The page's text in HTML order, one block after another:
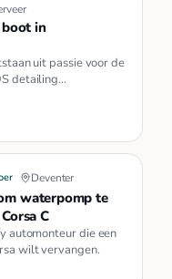
in
uit passie voor de
detailing
Deventer
waterpomp te
C
automonteur die een
wilt vervangen.